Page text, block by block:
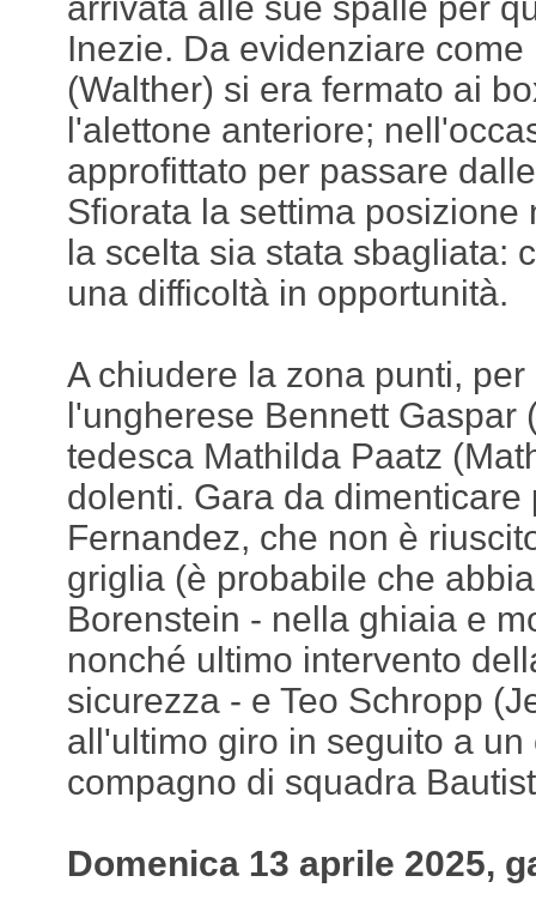
arrivata alle sue spalle per
Inezie. Da evidenziare
(Walther) si era fermato ai
l'alettone anteriore;
approfittato per passare
Sfiorata la settima posizione
la scelta sia stata sbagliata:
una difficoltà in opportunità.
A chiudere la zona punti,
l'ungherese Bennett Gaspar
tedesca Mathilda Paatz
dolenti. Gara da dimenticare
Fernandez, che non è
griglia (è probabile che
Borenstein - nella ghiaia e
nonché ultimo intervento
sicurezza - e Teo Schropp
all'ultimo giro in seguito a un
compagno di squadra
Domenica 13 aprile 2025,